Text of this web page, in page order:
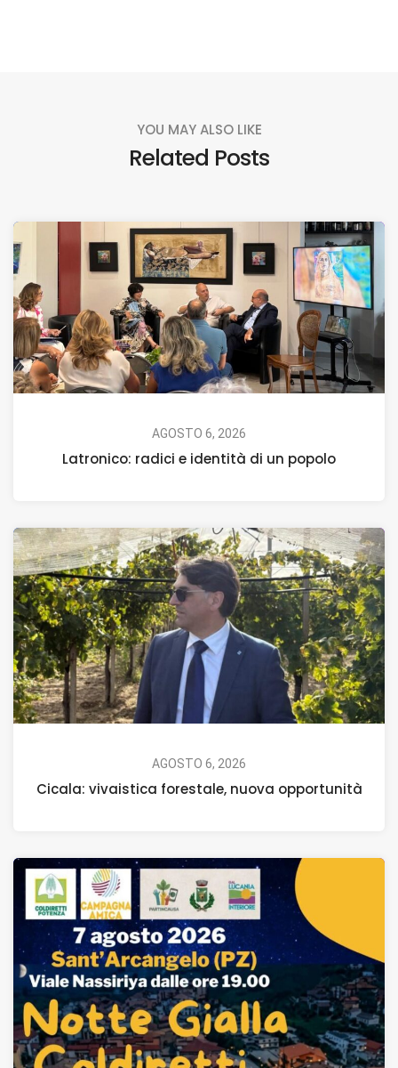
YOU MAY ALSO LIKE
Related Posts
AGOSTO 6, 2026
Latronico: radici e identità di un popolo
AGOSTO 6, 2026
Cicala: vivaistica forestale, nuova opportunità